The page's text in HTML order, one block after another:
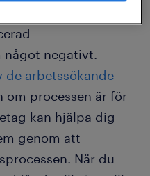
något negativt.
de arbetssökande
om processen är för
kan hjälpa dig
genom att
När du